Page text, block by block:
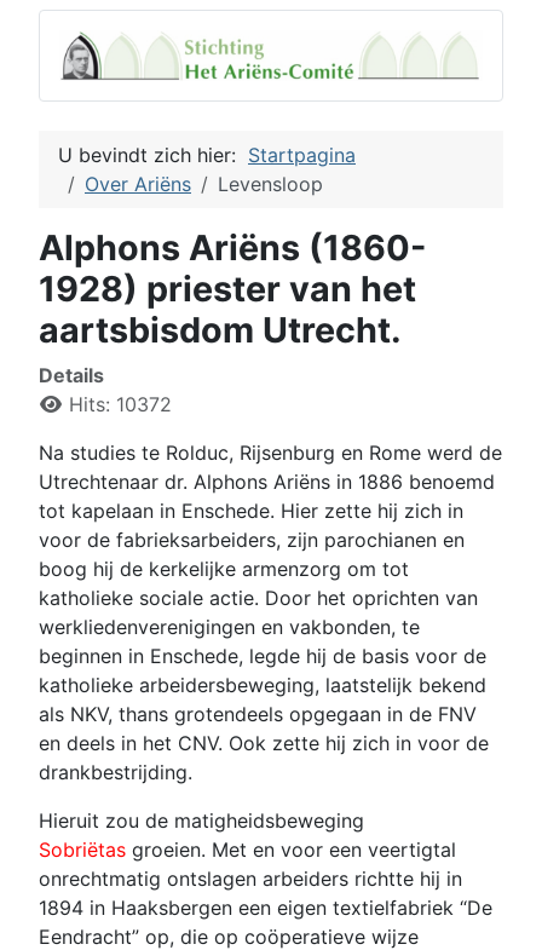
U bevindt zich hier: Startpagina
Over Ariëns
Levensloop
Alphons Ariëns (1860-
1928) priester van het
aartsbisdom Utrecht.
Details
Hits: 10372
Na studies te Rolduc, Rijsenburg en Rome werd de
Utrechtenaar dr. Alphons Ariëns in 1886 benoemd
tot kapelaan in Enschede. Hier zette hij zich in
voor de fabrieksarbeiders, zijn parochianen en
boog hij de kerkelijke armenzorg om tot
katholieke sociale actie. Door het oprichten van
werkliedenverenigingen en vakbonden, te
beginnen in Enschede, legde hij de basis voor de
katholieke arbeidersbeweging, laatstelijk bekend
als NKV, thans grotendeels opgegaan in de FNV
en deels in het CNV. Ook zette hij zich in voor de
drankbestrijding.
Hieruit zou de matigheidsbeweging
Sobriëtas groeien. Met en voor een veertigtal
onrechtmatig ontslagen arbeiders richtte hij in
1894 in Haaksbergen een eigen textielfabriek “De
Eendracht” op, die op coöperatieve wijze